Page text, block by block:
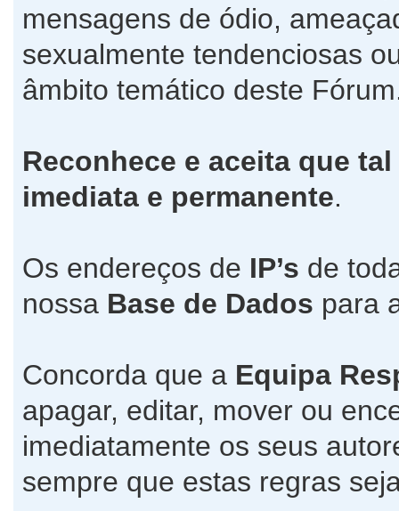
mensagens de ódio,
sexualmente tendenciosas
âmbito temático deste
Reconhece e aceita que
imediata e permanente.
Os endereços de IP’s de
nossa Base de Dados para
Concorda que a Equipa
apagar, editar, mover ou
imediatamente os seus
sempre que estas regras